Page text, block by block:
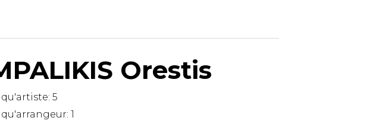
Orestis
qu'artiste:5
qu'arrangeur:1